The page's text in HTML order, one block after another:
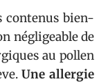
contenus bien-
négligeable de
au pollen
Une allergie